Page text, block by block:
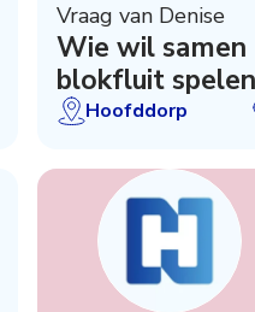
Vraag van Denise
Wie wil samen
blokfluit
Hoofddorp